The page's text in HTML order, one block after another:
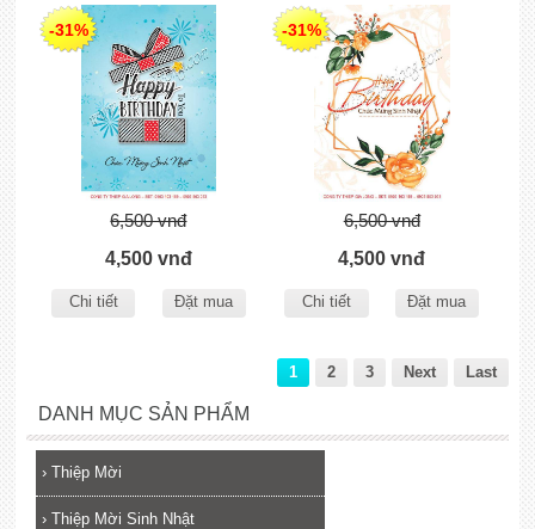
-31%
6,500 vnđ
4,500 vnđ
Chi tiết Đặt mua
-31%
6,500 vnđ
4,500 vnđ
Chi tiết Đặt mua
1 2 3 Next Last
DANH MỤC SẢN PHẨM
› Thiệp Mời
› Thiệp Mời Sinh Nhật